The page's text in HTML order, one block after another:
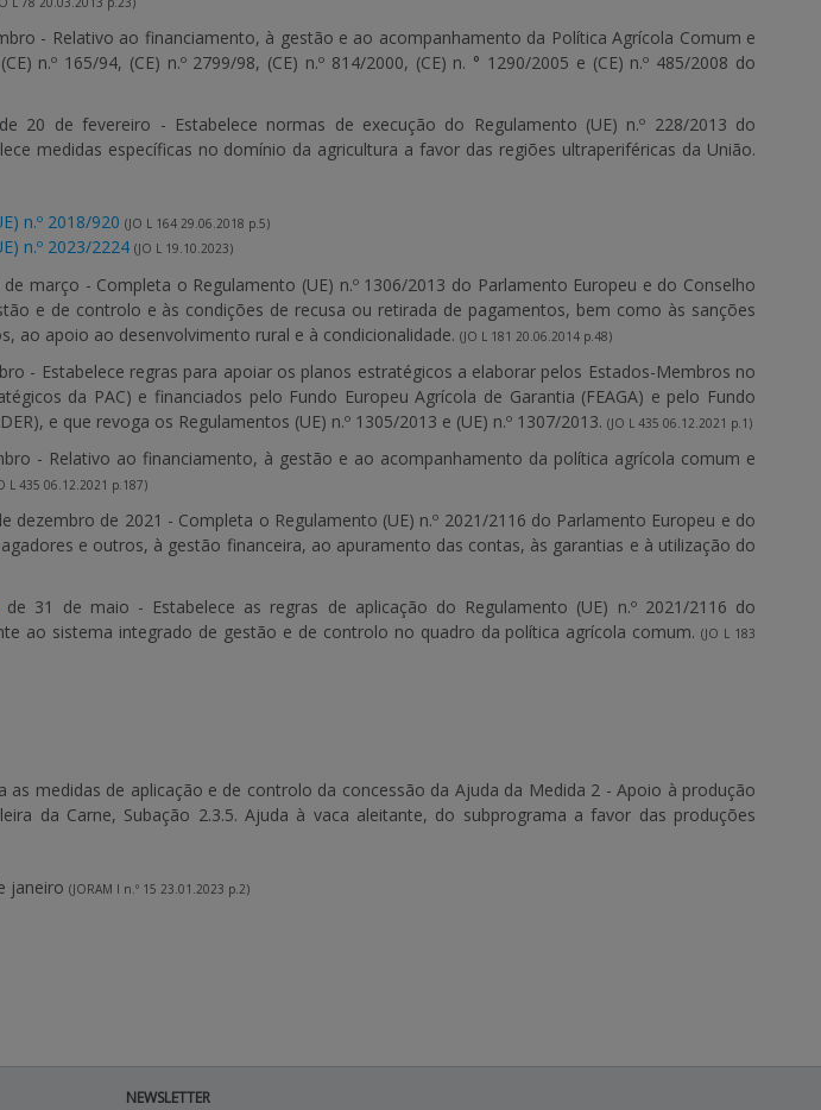
- Relativo ao financiamento, à gestão e ao acompanhamento da Política Agrícola Comum e
n.º 165/94, (CE) n.º 2799/98, (CE) n.º 814/2000, (CE) n. ° 1290/2005 e (CE) n.º 485/2008 do
20 de fevereiro - Estabelece normas de execução do Regulamento (UE) n.º 228/2013 do
medidas específicas no domínio da agricultura a favor das regiões ultraperiféricas da União.
n.º 2018/920 (JO L 164 29.06.2018 p.5)
n.º 2023/2224 (JO L 19.10.2023)
março - Completa o Regulamento (UE) n.º 1306/2013 do Parlamento Europeu e do Conselho
e de controlo e às condições de recusa ou retirada de pagamentos, bem como às sanções
ao apoio ao desenvolvimento rural e à condicionalidade. (JO L 181 20.06.2014 p.48)
- Estabelece regras para apoiar os planos estratégicos a elaborar pelos Estados-Membros no
da PAC) e financiados pelo Fundo Europeu Agrícola de Garantia (FEAGA) e pelo Fundo
e que revoga os Regulamentos (UE) n.º 1305/2013 e (UE) n.º 1307/2013. (JO L 435 06.12.2021 p.1)
- Relativo ao financiamento, à gestão e ao acompanhamento da política agrícola comum e
L 435 06.12.2021 p.187)
dezembro de 2021 - Completa o Regulamento (UE) n.º 2021/2116 do Parlamento Europeu e do
e outros, à gestão financeira, ao apuramento das contas, às garantias e à utilização do
de 31 de maio - Estabelece as regras de aplicação do Regulamento (UE) n.º 2021/2116 do
ao sistema integrado de gestão e de controlo no quadro da política agrícola comum.(JO L 183
as medidas de aplicação e de controlo da concessão da Ajuda da Medida 2 - Apoio à produção
da Carne, Subação 2.3.5. Ajuda à vaca aleitante, do subprograma a favor das produções
janeiro (JORAM I n.º 15 23.01.2023 p.2)
NEWSLETTER